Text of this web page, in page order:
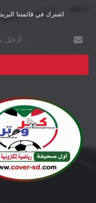
اشترك في قائمتنا
بريدك
الإلكتروني